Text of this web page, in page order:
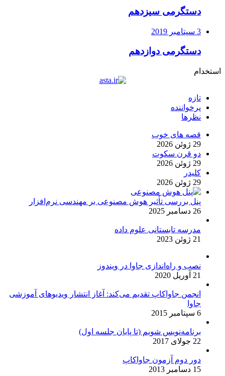
دستگرمی سیزدهم
3 سپتامبر 2019
دستگرمی دوازدهم
استخدام
تازه
پرخواننده
نظرها
قصه های خوب
29 ژوئن 2026
دو قرن سکوت
29 ژوئن 2026
کلیدر
29 ژوئن 2026
پنل بررسی تأثیر هوش مصنوعی بر مهندسی نرم‌افزار
26 دسامبر 2025
مدرسه تابستانی علوم داده
21 ژوئن 2023
نصب و راه‌اندازی جاوا در ویندوز
21 آوریل 2020
انجمن جاواکاپ تقدیم می‌کند: آغاز انتشار ویدیوهای آموزشی
جاوا
6 سپتامبر 2015
برنامه‌نویس شویم (تا پایان جلسه اول)
22 جولای 2017
دور دوم آزمون جاواکاپ
15 دسامبر 2013